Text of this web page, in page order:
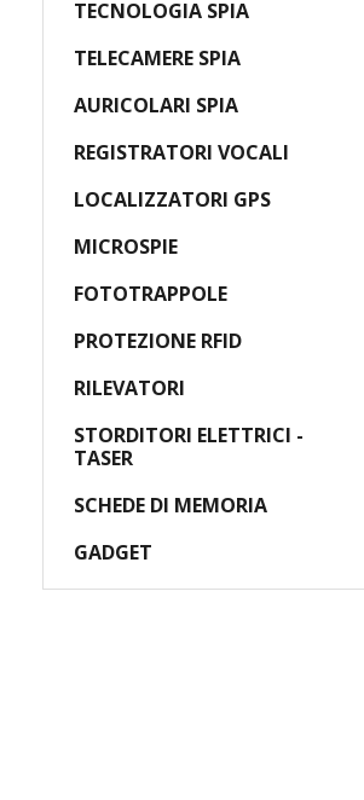
TECNOLOGIA SPIA
TELECAMERE SPIA
AURICOLARI SPIA
REGISTRATORI VOCALI
LOCALIZZATORI GPS
MICROSPIE
FOTOTRAPPOLE
PROTEZIONE RFID
RILEVATORI
STORDITORI ELETTRICI -
TASER
SCHEDE DI MEMORIA
GADGET